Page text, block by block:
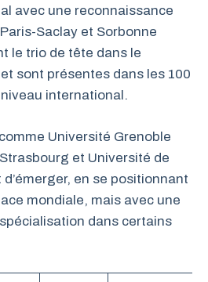
avec une reconnaissance
Saclay et Sorbonne
le trio de tête dans le
sont présentes dans les 100
international.
Université Grenoble
et Université de
en se positionnant
mondiale, mais avec une
dans certains